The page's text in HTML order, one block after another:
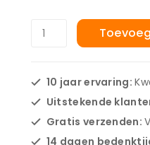
10 jaar ervaring:
Uitstekende
Gratis verzenden:
14 dagen